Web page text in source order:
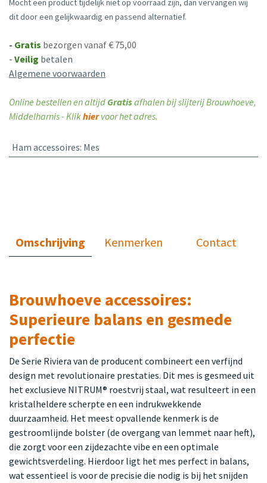
Mocht een product tijdelijk niet op voorraad zijn, dan vervangen wij
dit door een gelijkwaardig en passend alternatief.
- Gratis bezorgen vanaf € 75,00
- Veilig betalen
Algemene voorwaarden
Online bestellen en altijd Gratisafhalen bij slijterij Brouwhoeve,
Middelharnis - Klikhiervoor het adres.
Ham accessoires: Mes
Omschrijving Kenmerken Contact
Brouwhoeve accessoires:
Superieure balans en gesmede
perfectie
De Serie Riviera van de producent combineert een verfijnd
design met revolutionaire prestaties. Dit mes is gesmeed uit
het exclusieve NITRUM® roestvrij staal, wat resulteert in een
kristalheldere scherpte en een indrukwekkende
duurzaamheid. Het meest opvallende kenmerk is de
gestroomlijnde bolster (de overgang van lemmet naar heft),
die zorgt voor een zijdezachte vibe en een optimale
gewichtsverdeling. Hierdoor ligt het mes perfect in balans,
wat essentieel is voor de precisie die nodig is bij het snijden